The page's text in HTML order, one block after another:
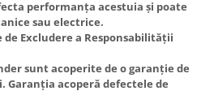
performanța acestuia și poate
sau electrice.
Excludere a Responsabilității
sunt acoperite de o garanție de
Garanția acoperă defectele de